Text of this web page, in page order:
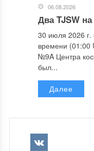
06.08.2026
Два TJSW
30 июля 2026 г.
времени (01:00
№9A Центра
был...
Далее